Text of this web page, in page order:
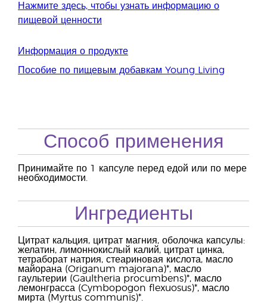
Нажмите здесь, чтобы узнать информацию о
пищевой ценности
Информация о продукте
Пособие по пищевым добавкам Young Living
Способ применения
Принимайте по 1 капсуле перед едой или по мере
необходимости.
Ингредиенты
Цитрат кальция, цитрат магния, оболочка капсулы:
желатин, лимоннокислый калий, цитрат цинка,
тетраборат натрия, стеариновая кислота, масло
майорана (Origanum majorana)*, масло
гаультерии (Gaultheria procumbens)*, масло
лемонграсса (Cymbopogon flexuosus)*, масло
мирта (Myrtus communis)*.